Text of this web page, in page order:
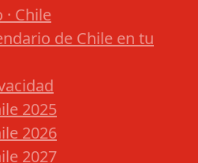
Chile
de Chile en tu
2025
2026
2027